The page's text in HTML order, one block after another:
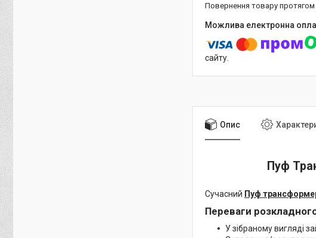
повернення товару протягом
сайту.
Опис
Пуф
Сучасний Пуф
Переваги
У зібраному вигляді